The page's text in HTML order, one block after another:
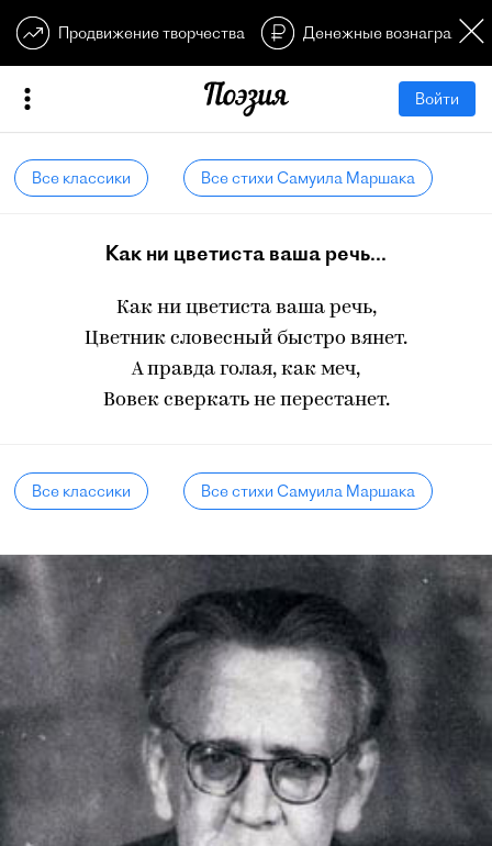
Продвижение творчества Денежные
Войти
Все классики Все стихи Самуила Маршака
Как ни цветиста ваша речь...
Как ни цветиста ваша речь,
Цветник словесный быстро вянет.
А правда голая, как меч,
Вовек сверкать не перестанет.
Все классики Все стихи Самуила Маршака